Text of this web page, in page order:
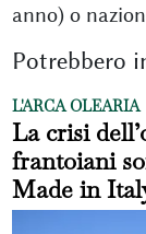
anno) o
Potrebbero
L'ARCA OLEARIA
La crisi
frantoiani
Made in